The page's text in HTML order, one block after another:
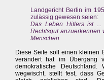
Landgericht Berlin im
zulässig gewesen seien:
Das Leben Hitlers ist ...
Rechtsgut
Menschen.
Diese Seite soll einen kleinen
verändert hat im Übergang
demokratische
wegwischt, stellt fest, dass